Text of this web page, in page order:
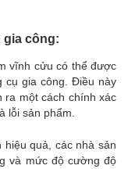
gia công:
vĩnh cửu có thể được
cụ gia công. Điều này
ra một cách chính xác
lỗi sản phẩm.
quả, các nhà sản
và mức độ cường độ